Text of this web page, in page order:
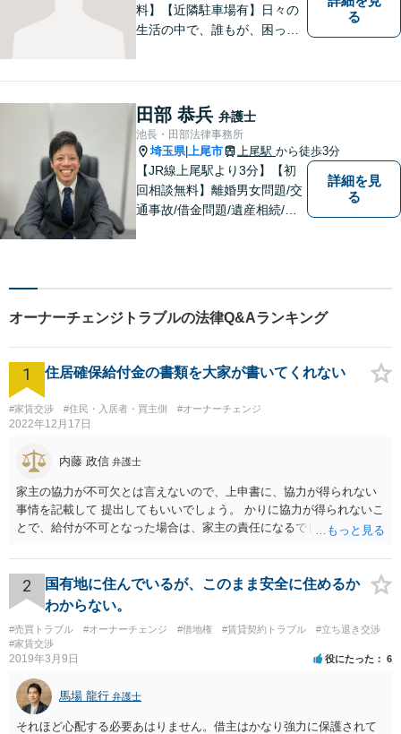
料】【近隣駐車場有】日々の
生活の中で、誰もが、困っ
なってしまうことがあると思
います。そんな時は、お気軽
に私にご相談ください。
る
田部 恭兵 弁護士
池長・田部法律事務所
埼玉県| 上尾市 上尾駅 から徒歩3分
【JR線上尾駅より3分】【初
回相談無料】離婚男女問題/交
通事故/借金問題/遺産相続/債
に無料相談を時間を区切らず
に設けております。ぜひ、お
気軽にご相談ください。
詳細を見
る
オーナーチェンジトラブルの法律Q&Aランキング
1 住居確保給付金の書類を大家が書いてくれない
#家賃交渉 #住民・入居者・買主側 #オーナーチェンジ
2022年12月17日
内藤 政信 弁護士
家主の協力が不可欠とは言えないので、上申書に、協力が得られない
事情を記載して 提出してもいいでしょう。 かりに協力が得られないこ
とで、給付が不可となった場合は、家主の責任になるでしょう。
2
国有地に住んでいるが、このまま安全に住めるか
わからない。
#売買トラブル #オーナーチェンジ #借地権 #賃貸契約トラブル
#立ち退き交渉
#家賃交渉
2019年3月9日 役にたった 6
馬場 龍行 弁護士
それほど心配する必要あはりません。借主はかなり強力に保護されて